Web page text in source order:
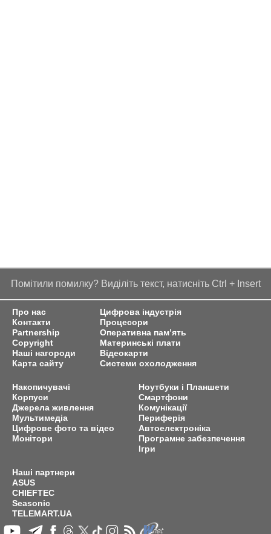
Помітили помилку? Виділіть текст, натисніть Ctrl + Insert
Про нас
Контакти
Partnership
Copyright
Наші нагороди
Карта сайту
Цифрова індустрія
Процесори
Оперативна пам’ять
Материнські плати
Відеокарти
Системи охолодження
Накопичувачі
Корпуси
Джерела живлення
Мультимедіа
Цифрове фото та відео
Монітори
Ноутбуки і Планшети
Смартфони
Комунікації
Периферія
Автоелектроніка
Програмне забезпечення
Ігри
Наші партнери
ASUS
CHIEFTEC
Seasonic
TELEMART.UA